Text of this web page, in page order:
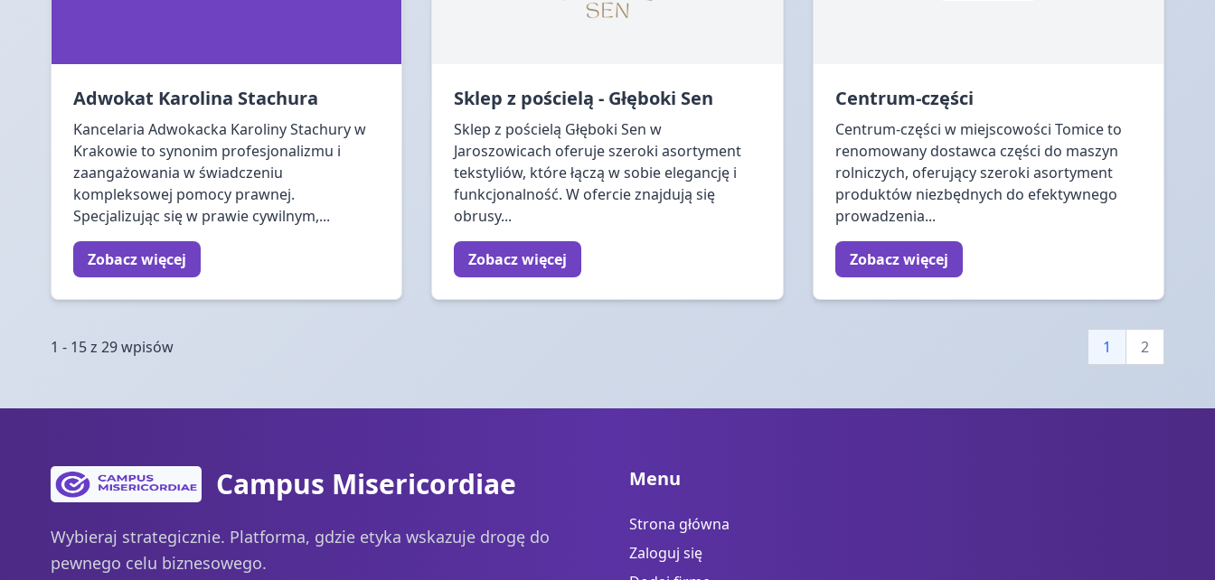
Adwokat Karolina Stachura
Kancelaria Adwokacka Karoliny Stachury w
Krakowie to synonim profesjonalizmu i
zaangażowania w świadczeniu
kompleksowej pomocy prawnej.
Specjalizując się w prawie cywilnym,...
Zobacz więcej
Sklep z pościelą - Głęboki Sen
Sklep z pościelą Głęboki Sen w
Jaroszowicach oferuje szeroki asortyment
tekstyliów, które łączą w sobie elegancję i
funkcjonalność. W ofercie znajdują się
obrusy...
Zobacz więcej
Centrum-części
Centrum-części w miejscowości Tomice to
renomowany dostawca części do maszyn
rolniczych, oferujący szeroki asortyment
produktów niezbędnych do efektywnego
prowadzenia...
Zobacz więcej
1 - 15 z 29 wpisów 1 2
Campus Misericordiae
Wybieraj strategicznie. Platforma, gdzie etyka wskazuje drogę do
pewnego celu biznesowego.
Menu
Strona główna
Zaloguj się